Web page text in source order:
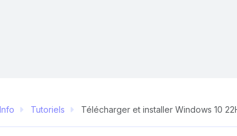
Tutoriels Télécharger et installer Windows 10